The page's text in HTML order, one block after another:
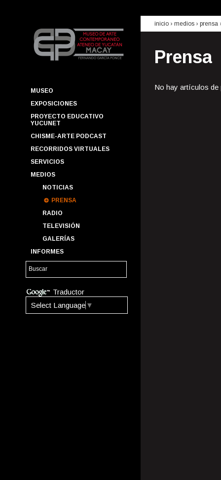
MUSEO
EXPOSICIONES
PROYECTO EDUCATIVO
YUCUNET
CHISME-ARTE PODCAST
RECORRIDOS VIRTUALES
SERVICIOS
MEDIOS
NOTICIAS
PRENSA
RADIO
TELEVISIÓN
GALERÍAS
INFORMES
Traductor
Select Language ▼
inicio › medios › prensa
Prensa
No hay artículos de